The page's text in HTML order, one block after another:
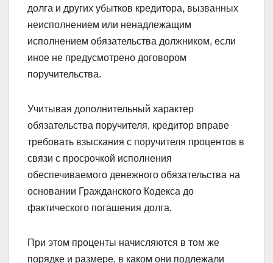
долга и других убытков кредитора, вызванных
неисполнением или ненадлежащим
исполнением обязательства должником, если
иное не предусмотрено договором
поручительства.
Учитывая дополнительный характер
обязательства поручителя, кредитор вправе
требовать взыскания с поручителя процентов в
связи с просрочкой исполнения
обеспечиваемого денежного обязательства на
основании Гражданского Кодекса до
фактического погашения долга.
При этом проценты начисляются в том же
порядке и размере, в каком они подлежали